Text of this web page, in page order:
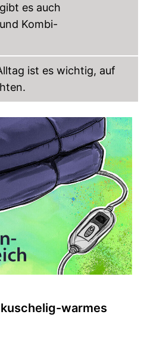
Mit Abschaltautomatik
Die Zeit immer im Blick dank
Auch im Dunklen benutzbar
dank beleuchteter
Funktionsanzeige
Schalter lässt sich abnehmen
Rückschaltautomatik fehlt
Wurde nicht vom TÜV geprüft
Ist nicht OEKO-TEX-geprüft
siehe Anbieter
es auch
Kombi-
ist es wichtig, auf
warmes